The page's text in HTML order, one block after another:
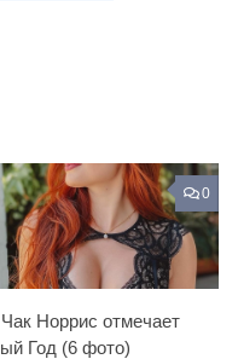
0
Норрис отмечает
Год (6 фото)